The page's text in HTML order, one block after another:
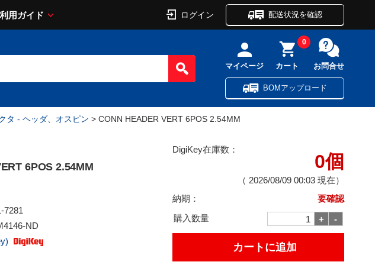
用ガイド ログイン 配送状況を確認
マイページ カート
0
お問合せ
BOMアップロード
タ - ヘッダ、オスピン > CONN HEADER VERT 6POS 2.54MM
6POS 2.54MM
7281
ND
DigiKey在庫数：
0個
（ 2026/08/09 00:03 現在）
納期：
要確認
購入数量